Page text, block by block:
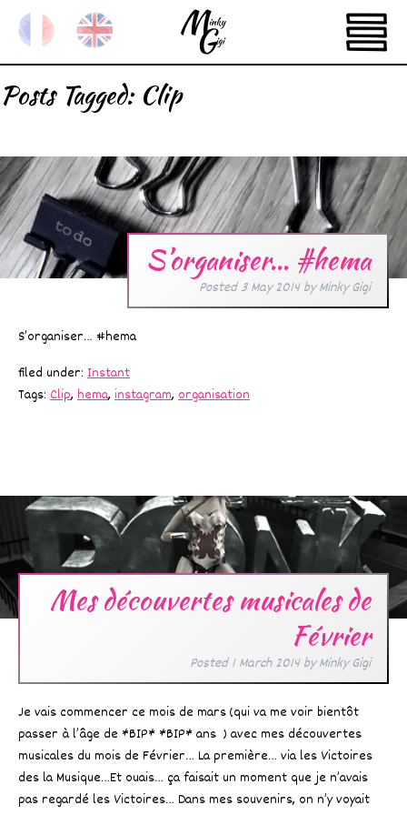
Posts Tagged:Clip
S’organiser… #hema
Posted3 May 2014byMinky Gigi
S’organiser… #hema
filed under: Instant
Tags: Clip,hema,instagram,organisation
Mes découvertes musicales de
Février
Posted1 March 2014byMinky Gigi
Je vais commencer ce mois de mars (qui va me voir bientôt
passer à l’âge de *BIP* *BIP* ans ) avec mes découvertes
musicales du mois de Février… La première… via les Victoires
des la Musique…Et ouais… ça faisait un moment que je n’avais
pas regardé les Victoires… Dans mes souvenirs, on n’y voyait